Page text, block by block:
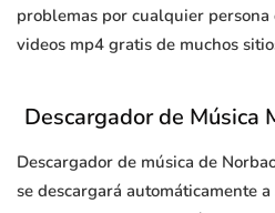
problemas por cualquier
videos mp4 gratis de muchos
Descargador de Música
Descargador de música de
se descargará automáticamente